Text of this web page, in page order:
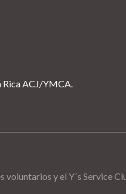
Rica ACJ/YMCA.
y el Y´s Service